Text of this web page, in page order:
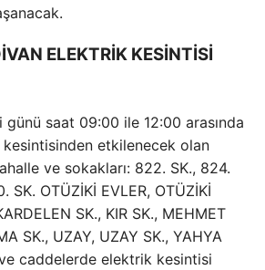
ELEKTRİK KESİNTİSİ
günü saat 09:00 ile 12:00 arasında
etkilenecek olan
ve sokakları: 822. SK., 824.
SK. OTÜZİKİ EVLER, OTÜZİKİ
SK., KIR SK., MEHMET
SK., UZAY, UZAY SK., YAHYA
caddelerde elektrik kesintisi